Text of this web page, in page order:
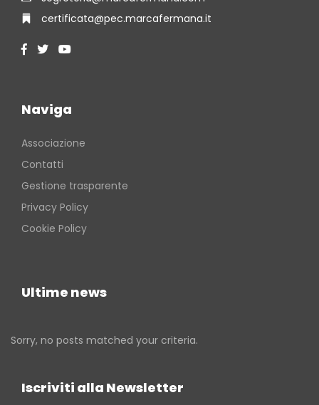
certificata@pec.marcafermana.it
Naviga
Associazione
Contatti
Gestione trasparente
Privacy Policy
Cookie Policy
Ultime news
Sorry, no posts matched your criteria.
Iscriviti alla Newsletter